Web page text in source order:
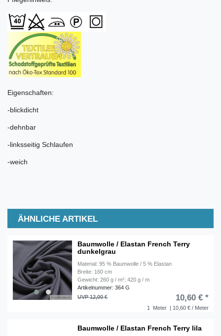
Eigenschaften:
-blickdicht
-dehnbar
-linksseitig Schlaufen
-weich
ÄHNLICHE ARTIKEL
Baumwolle / Elastan French Terry
dunkelgrau
Material: 95 % Baumwolle / 5 % Elastan
Breite: 160 cm
Gewicht: 260 g / m²; 420 g / m
Artikelnummer: 364 G
1 Meter | 10,60 € / Meter
UVP 12,00 € 10,60 € *
Baumwolle / Elastan French Terry lila